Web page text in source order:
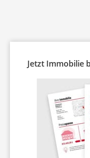
Externe
Widerrufsrecht
Jetzt Immobilie